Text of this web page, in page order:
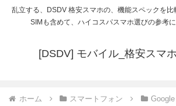
乱立する、DSDV 格安スマホの、機能スペックを
SIMも含めて、ハイコスパスマホ選びの参考
[DSDV] モバイル_格安スマ
ホーム スマートフォン